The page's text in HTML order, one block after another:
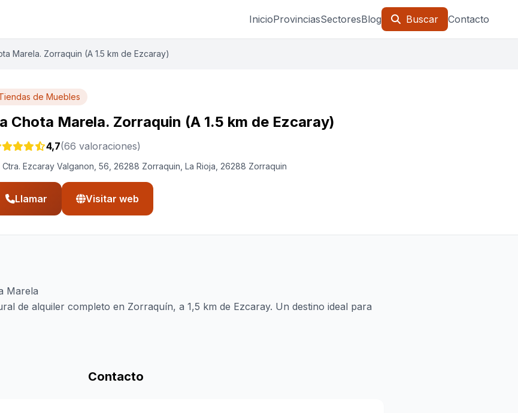
InicioProvinciasSectoresBlog Buscar Contacto
Marela. Zorraquin (A 1.5 km de Ezcaray)
de Muebles
Chota Marela. Zorraquin (A 1.5 km de Ezcaray)
4,7(66 valoraciones)
Ctra. Ezcaray Valganon, 56, 26288 Zorraquin, La Rioja, 26288 Zorraquin
Llamar Visitar web
Marela
de alquiler completo en Zorraquín, a 1,5 km de Ezcaray. Un destino ideal para
Contacto